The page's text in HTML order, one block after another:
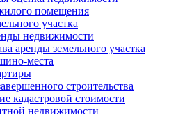
помещения
участка
недвижимости
аренды земельного участка
места
строительства
кадастровой стоимости
недвижимости